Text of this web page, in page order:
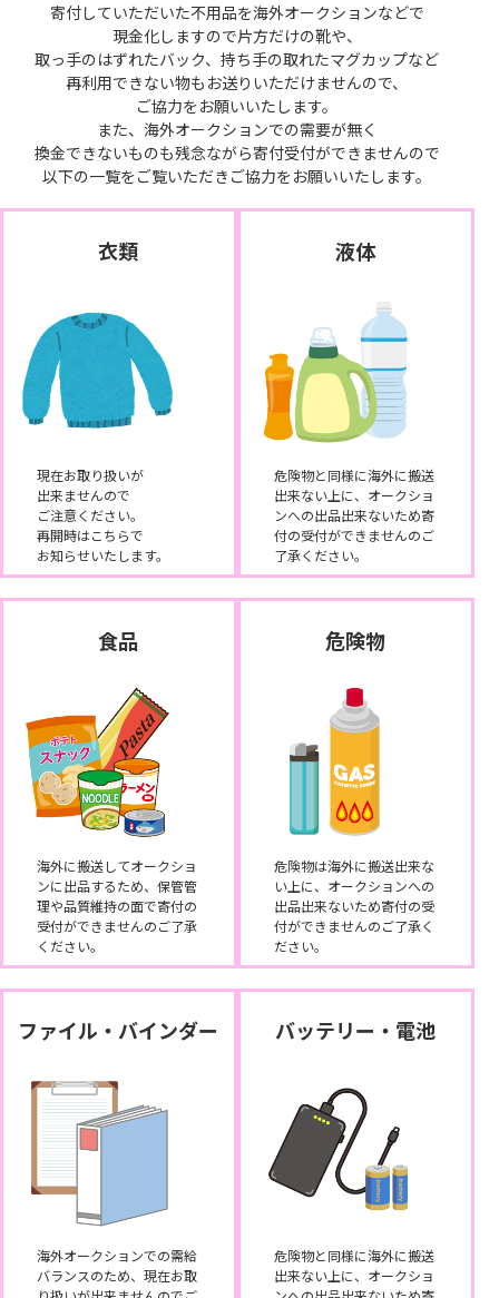
寄付していただいた不用品を海外オークションなどで
現金化しますので片方だけの靴や、
取っ手のはずれたバック、持ち手の取れたマグカップなど
再利用できない物もお送りいただけませんので、
ご協力をお願いいたします。
また、海外オークションでの需要が無く
換金できないものも残念ながら寄付受付ができませんので
以下の一覧をご覧いただきご協力をお願いいたします。
衣類
現在お取り扱いが
出来ませんので
ご注意ください。
再開時はこちらで
お知らせいたします。
液体
危険物と同様に海外に搬送
出来ない上に、オークショ
ンへの出品出来ないため寄
付の受付ができませんのご
了承ください。
食品
海外に搬送してオークショ
ンに出品するため、保管管
理や品質維持の面で寄付の
受付ができませんのご了承
ください。
危険物
危険物は海外に搬送出来な
い上に、オークションへの
出品出来ないため寄付の受
付ができませんのご了承く
ださい。
ファイル・バインダー
海外オークションでの需給
バランスのため、現在お取
バッテリー・電池
危険物と同様に海外に搬送
出来ない上に、オークショ